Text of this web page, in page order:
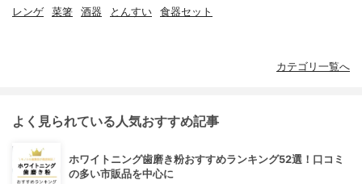
レンゲ 菜箸 酒器 とんすい 食器セット
カテゴリ一覧へ
よく見られている人気おすすめ記事
ホワイトニング歯磨き粉おすすめランキング52選！口コミ
の多い市販品を中心に